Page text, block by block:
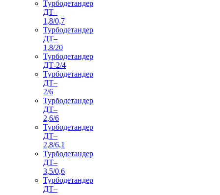
Турбодетандер
ДТ–
1,8/0,7
Турбодетандер
ДТ–
1,8/20
Турбодетандер
ДТ-2/4
Турбодетандер
ДТ–
2/6
Турбодетандер
ДТ–
2,6/6
Турбодетандер
ДТ–
2,8/6,1
Турбодетандер
ДТ–
3,5/0,6
Турбодетандер
ДТ–